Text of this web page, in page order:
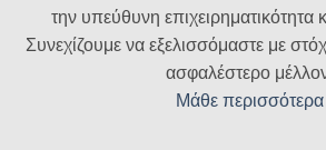
την υπεύθυνη επιχειρηματικότητα
Συνεχίζουμε να εξελισσόμαστε με
ασφαλέστερο
Μάθε περισσότερα